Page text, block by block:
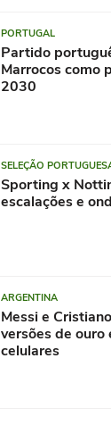
PORTUGAL
Partido
Marrocos como
2030
SELEÇÃO
Sporting x
escalações e
ARGENTINA
Messi e
versões de ouro
celulares